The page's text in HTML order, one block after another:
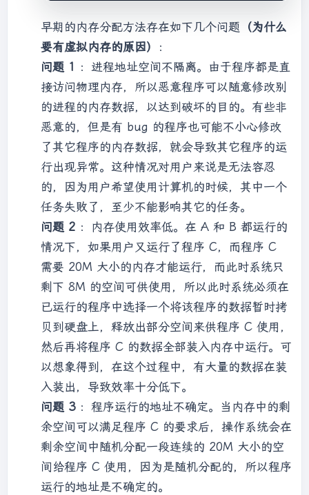
早期的内存分配方法存在如下几个问题 （为什么
要有虚拟内存的原因）
：
问题 1
：进程地址空间不隔离。由于程序都是直
接访问物理内存，所以恶意程序可以随意修改别
的进程的内存数据，以达到破坏的目的。有些非
恶意的，但是有 bug 的程序也可能不小心修改
了其它程序的内存数据，就会导致其它程序的运
行出现异常。这种情况对用户来说是无法容忍
的，因为用户希望使用计算机的时候，其中一个
任务失败了，至少不能影响其它的任务。
问题 2 ：内存使用效率低。在 A 和 B 都运行的
情况下，如果用户又运行了程序 C，而程序 C
需要 20M 大小的内存才能运行，而此时系统只
剩下 8M 的空间可供使用，所以此时系统必须在
已运行的程序中选择一个将该程序的数据暂时拷
贝到硬盘上，释放出部分空间来供程序 C 使用，
然后再将程序 C 的数据全部装入内存中运行。可
以想象得到，在这个过程中，有大量的数据在装
入装出，导致效率十分低下。
问题 3：程序运行的地址不确定。当内存中的剩
余空间可以满足程序 C 的要求后，操作系统会在
剩余空间中随机分配一段连续的 20M 大小的空
间给程序 C 使用，因为是随机分配的，所以程序
运行的地址是不确定的。